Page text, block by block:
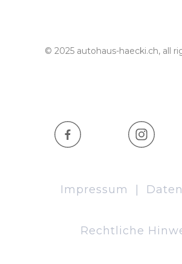
© 2025 autohaus-haecki.ch, all
Impressum |
Rechtliche